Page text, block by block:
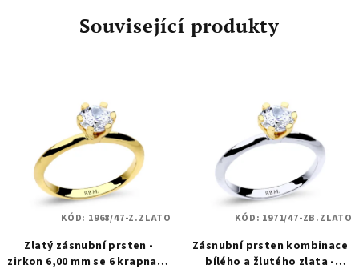
Související produkty
Zlatý zásnubní prsten -
zirkon 6,00 mm se 6 krapnami
KÓD: 1968/47-Z.ZLATO
Zásnubní prsten kombinace
bílého a žlutého zlata -
KÓD: 1971/47-ZB.ZLATO